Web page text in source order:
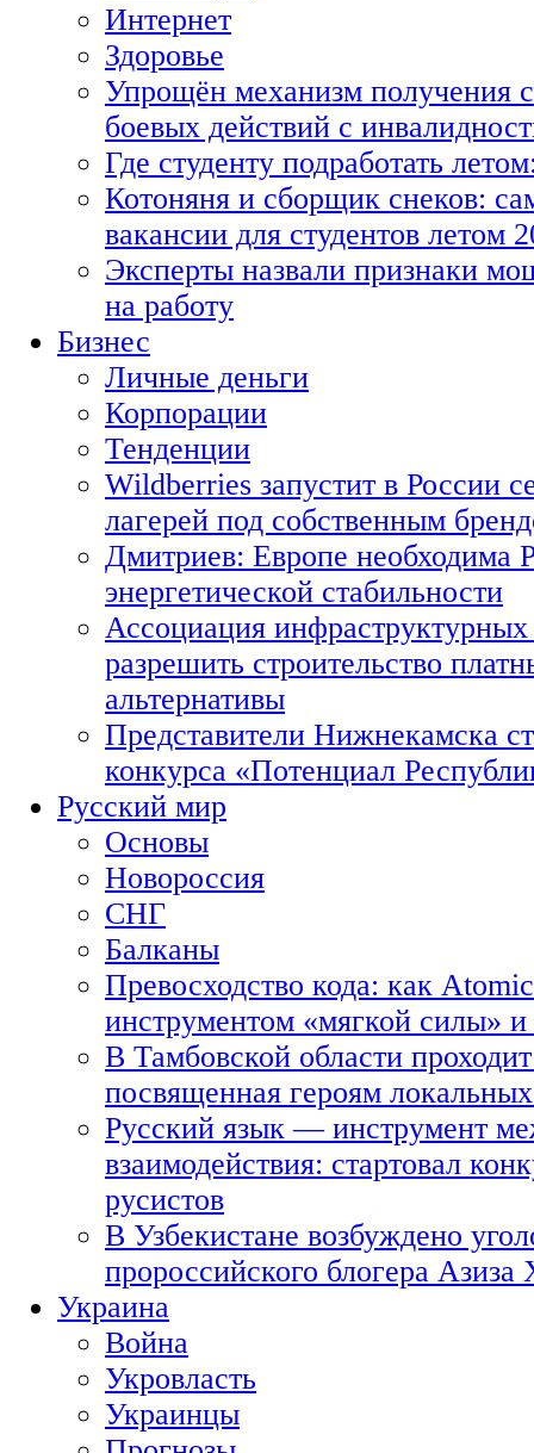
Интернет
Здоровье
Упрощён механизм получения
боевых действий с
Где студенту подработать
Котоняня и сборщик снеков:
вакансии для студентов летом
Эксперты назвали признаки
на работу
Бизнес
Личные деньги
Корпорации
Тенденции
Wildberries запустит в России
лагерей под собственным
Дмитриев: Европе необходима
энергетической стабильности
Ассоциация
разрешить строительство
альтернативы
Представители Нижнекамска
конкурса «Потенциал
Русский мир
Основы
Новороссия
СНГ
Балканы
Превосходство кода: как
инструментом «мягкой силы» и
В Тамбовской области
посвященная героям
Русский язык — инструмент
взаимодействия: стартовал
русистов
В Узбекистане возбуждено
пророссийского блогера Азиза
Украина
Война
Укровласть
Украинцы